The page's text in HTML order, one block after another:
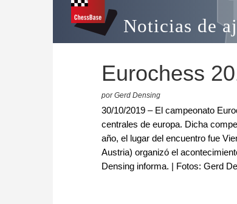
Noticias de
Eurochess
por Gerd Densing
30/10/2019 – El campeonato
centrales de europa. Dicha
año, el lugar del encuentro fue
Austria) organizó el
Densing informa. | Fotos: Gerd